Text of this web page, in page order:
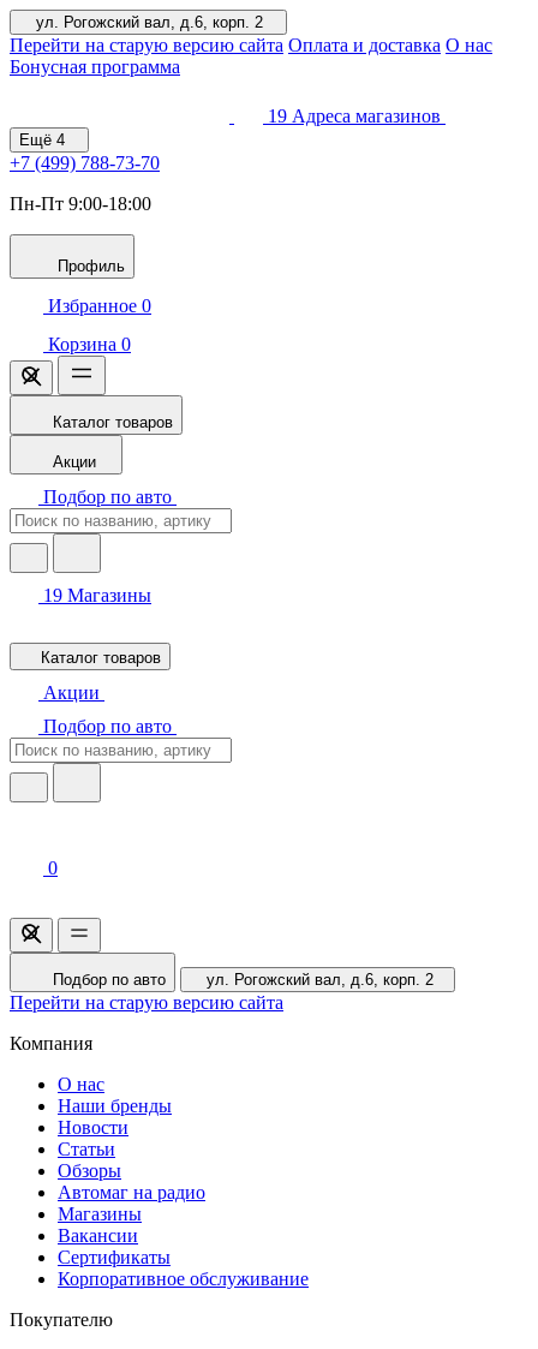
ул. Рогожский вал, д.6, корп. 2
Перейти на старую версию сайта Оплата и доставка О нас
Бонусная программа
19 Адреса магазинов
Ещё 4
+7 (499) 788-73-70
Пн-Пт 9:00-18:00
Профиль
Избранное 0
Корзина 0
Каталог товаров
Акции
Подбор по авто
19 Магазины
Каталог товаров
Акции
Подбор по авто
0
Подбор по авто ул. Рогожский вал, д.6, корп. 2
Перейти на старую версию сайта
Компания
О нас
Наши бренды
Новости
Статьи
Обзоры
Автомаг на радио
Магазины
Вакансии
Сертификаты
Корпоративное обслуживание
Покупателю